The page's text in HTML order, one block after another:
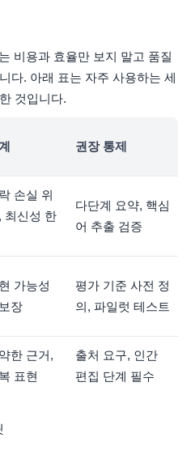
비용과 효율만 보지 말고 품질
다. 아래 표는 자주 사용하는 세
것입니다.
권장 통제
손실 위
최신성 한
다단계 요약, 핵심
어 추출 검증
가능성
장
평가 기준 사전 정
의, 파일럿 테스트
한 근거,
표현
출처 요구, 인간
편집 단계 필수